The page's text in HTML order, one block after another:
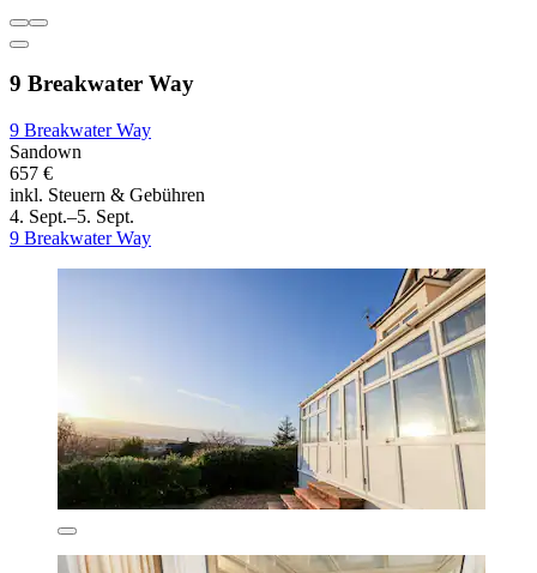
9 Breakwater Way
9 Breakwater Way
Sandown
657 €
inkl. Steuern & Gebühren
4. Sept.–5. Sept.
9 Breakwater Way